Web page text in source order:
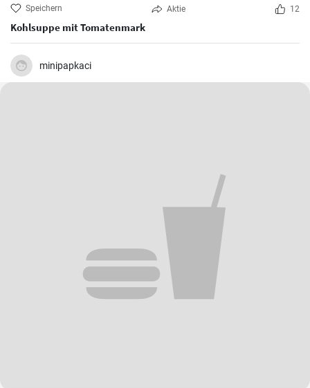
Speichern Aktie 12
Kohlsuppe mit Tomatenmark
minipapkaci